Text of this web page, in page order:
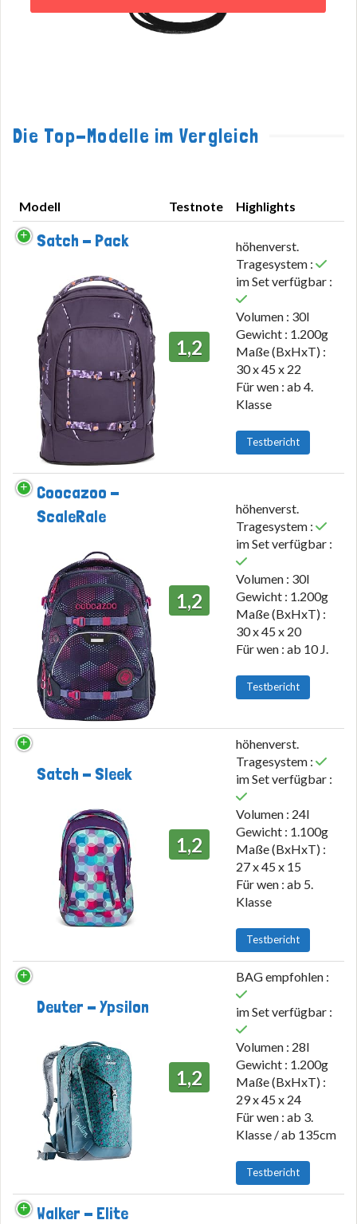
Die Top-Modelle im Vergleich
Modell Testnote
Highlights
Modell
Satch - Pack
1,2
höhenverst.
Tragesystem :
im Set verfügbar :
Volumen : 30l
Gewicht : 1.200g
Maße (BxHxT) :
30 x 45 x 22
Für wen : ab 4.
Klasse
Testbericht
Coocazoo -
ScaleRale
1,2
höhenverst.
Tragesystem :
im Set verfügbar :
Volumen : 30l
Gewicht : 1.200g
Maße (BxHxT) :
30 x 45 x 20
Für wen : ab 10 J.
Testbericht
Satch - Sleek
1,2
höhenverst.
Tragesystem :
im Set verfügbar :
Volumen : 24l
Gewicht : 1.100g
Maße (BxHxT) :
27 x 45 x 15
Für wen : ab 5.
Klasse
Testbericht
Deuter - Ypsilon
1,2
BAG empfohlen :
im Set verfügbar :
Volumen : 28l
Gewicht : 1.200g
Maße (BxHxT) :
29 x 45 x 24
Für wen : ab 3.
Klasse / ab 135cm
Testbericht
Walker - Elite